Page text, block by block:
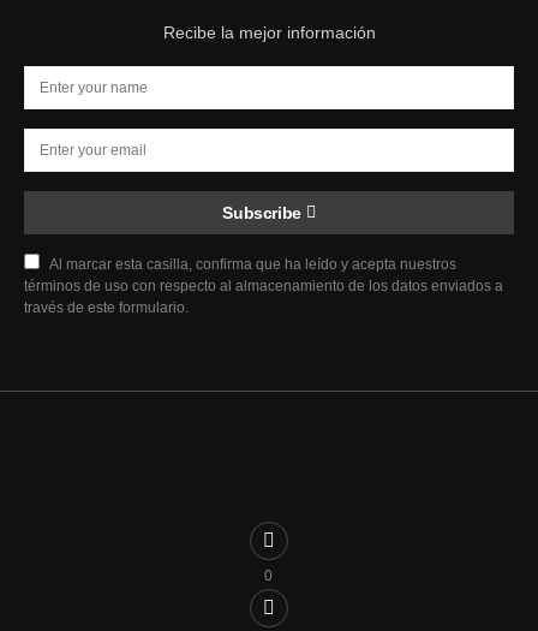
Recibe la mejor información
Subscribe
Al marcar esta casilla, confirma que ha leído y acepta nuestros
términos de uso con respecto al almacenamiento de los datos enviados a
través de este formulario.
0